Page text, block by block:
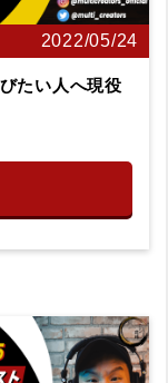
2022/05/24
たい人へ現役